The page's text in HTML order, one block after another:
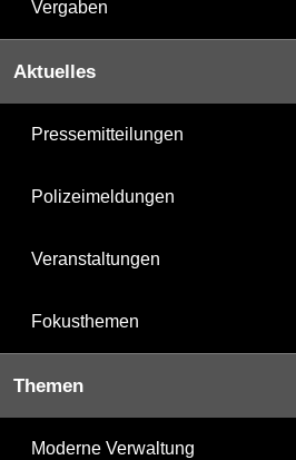
Vergaben
Aktuelles
Pressemitteilungen
Polizeimeldungen
Veranstaltungen
Fokusthemen
Themen
Moderne Verwaltung